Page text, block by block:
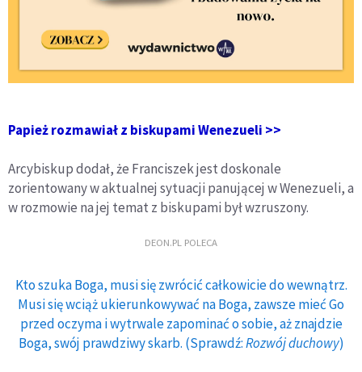
Papież rozmawiał z biskupami Wenezueli >>
Arcybiskup dodał, że Franciszek jest doskonale
zorientowany w aktualnej sytuacji panującej w Wenezueli, a
w rozmowie na jej temat z biskupami był wzruszony.
DEON.PL POLECA
Kto szuka Boga, musi się zwrócić całkowicie do wewnątrz.
Musi się wciąż ukierunkowywać na Boga, zawsze mieć Go
przed oczyma i wytrwale zapominać o sobie, aż znajdzie
Boga, swój prawdziwy skarb. (Sprawdź:Rozwój duchowy)